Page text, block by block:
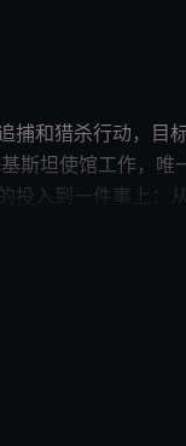
捕和猎杀行动，目
坦使馆工作，唯
投入到一件事上：
的情报潜入巴基斯